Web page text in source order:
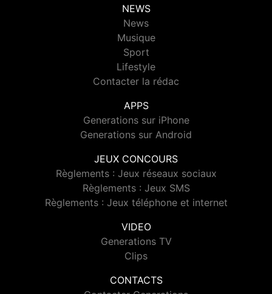
NEWS
News
Musique
Sport
Lifestyle
Contacter la rédac
APPS
Generations sur iPhone
Generations sur Android
JEUX CONCOURS
Règlements : Jeux réseaux sociaux
Règlements : Jeux SMS
Règlements : Jeux téléphone et internet
VIDEO
Generations TV
Clips
CONTACTS